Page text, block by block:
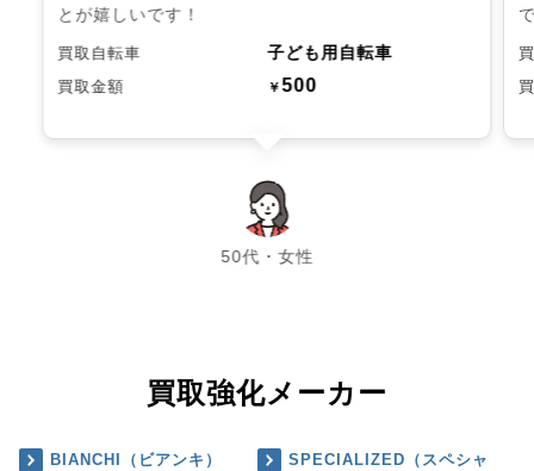
とが嬉しいです！
買取自転車 子ども用自転車
買取金額 ￥500
50代・女性
chevron_left chevron_right
買取強化メーカー
BIANCHI（ビアンキ）
SPECIALIZED（スペシャ